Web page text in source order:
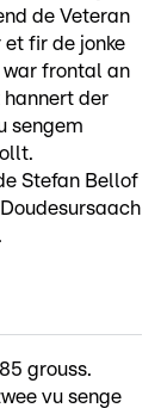
de Veteran
fir de jonke
war frontal an
hannert der
sengem
Stefan Bellof
grouss.
vu senge